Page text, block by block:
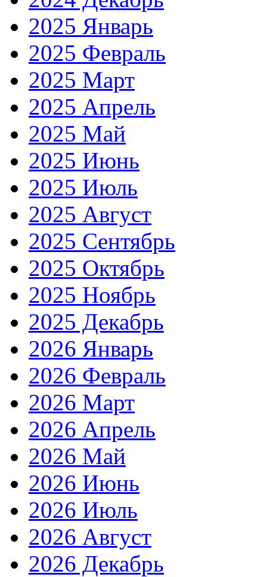
2025 Январь
2025 Февраль
2025 Март
2025 Апрель
2025 Май
2025 Июнь
2025 Июль
2025 Август
2025 Сентябрь
2025 Октябрь
2025 Ноябрь
2025 Декабрь
2026 Январь
2026 Февраль
2026 Март
2026 Апрель
2026 Май
2026 Июнь
2026 Июль
2026 Август
2026 Декабрь